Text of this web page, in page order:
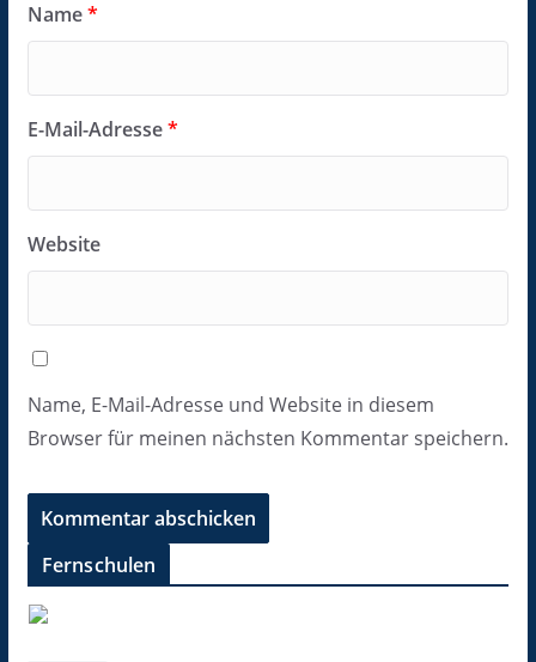
Name*
E-Mail-Adresse*
Website
Name, E-Mail-Adresse und Website in diesem
Browser für meinen nächsten Kommentar speichern.
Fernschulen